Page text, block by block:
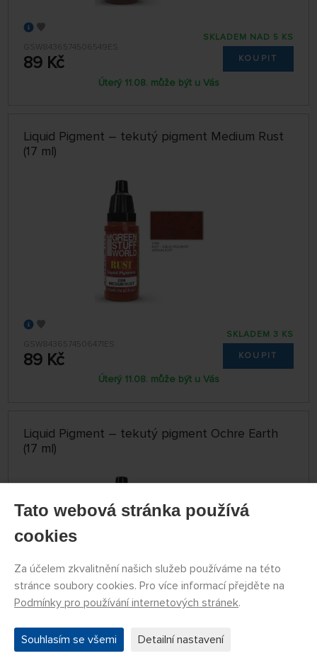
GSW8436574506549ES
89 Kč
SKLADEM NAD 5 KS
KOUPIT
Úterý 11.08. může být u Vás
Liquid Pigment – tekutý pigment Medium Rust
(17 ml)
GSW8436574506471ES
89 Kč
SKLADEM 3 KS
KOUPIT
Úterý 11.08. může být u Vás
Liquid Pigment – tekutý pigment Ochre Earth
(17 ml)
GSW8436574506525ES
89 Kč
Tato webová stránka používá
cookies
Za účelem zkvalitnění našich služeb používáme na této
stránce soubory cookies. Pro více informací přejděte na
Podmínky pro používání internetových stránek.
Souhlasím se všemi Detailní nastavení